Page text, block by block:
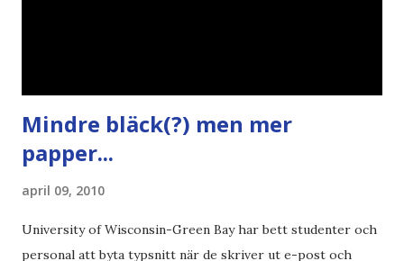
Mindre bläck(?) men mer
papper...
april 09, 2010
University of Wisconsin-Green Bay har bett studenter och
personal att byta typsnitt när de skriver ut e-post och